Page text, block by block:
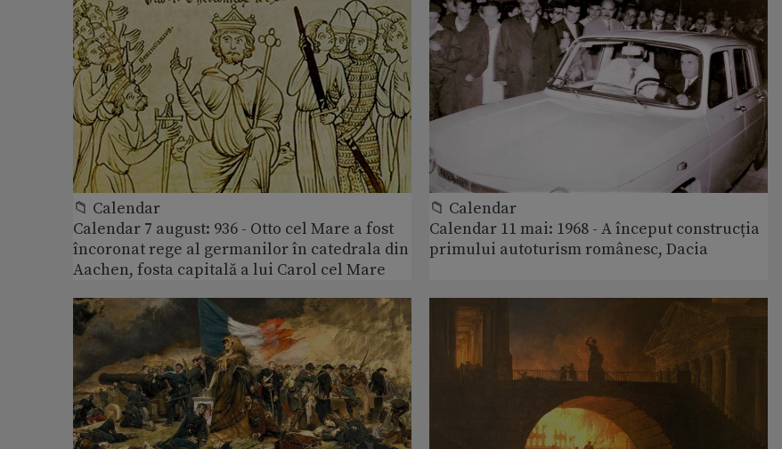
📁 Calendar
Calendar 7 august: 936 - Otto cel Mare a fost
încoronat rege al germanilor în catedrala din
Aachen, fosta capitală a lui Carol cel Mare
📁 Calendar
Calendar 11 mai: 1968 - A început construcția
primului autoturism românesc, Dacia